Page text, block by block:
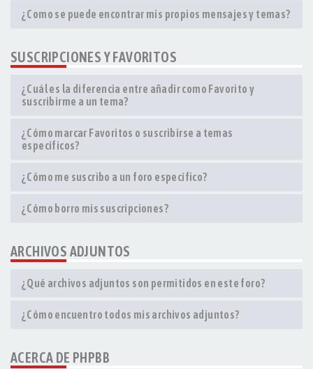
¿Como se puede encontrar mis propios mensajes y temas?
SUSCRIPCIONES Y FAVORITOS
¿Cuál es la diferencia entre añadir como Favorito y
suscribirme a un tema?
¿Cómo marcar Favoritos o suscribirse a temas
específicos?
¿Cómo me suscribo a un foro específico?
¿Cómo borro mis suscripciones?
ARCHIVOS ADJUNTOS
¿Qué archivos adjuntos son permitidos en este foro?
¿Cómo encuentro todos mis archivos adjuntos?
ACERCA DE PHPBB